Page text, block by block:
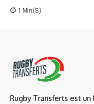
1 Min(s)
Rugby Transferts est